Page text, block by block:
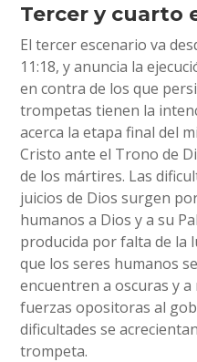
Tercer y cuarto
El tercer escenario va
11:18, y anuncia la
en contra de los que
trompetas tienen la
acerca la etapa final del
Cristo ante el Trono de
de los mártires. Las
juicios de Dios surgen
humanos a Dios y a su
producida por falta de la
que los seres humanos
encuentren a oscuras y
fuerzas opositoras al
dificultades se
trompeta.